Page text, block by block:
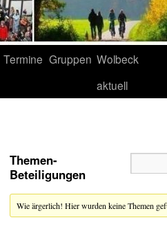
Termine Gruppen Wolbeck
aktuell
Themen-
Beteiligungen
Wie ärgerlich! Hier wurden keine Themen